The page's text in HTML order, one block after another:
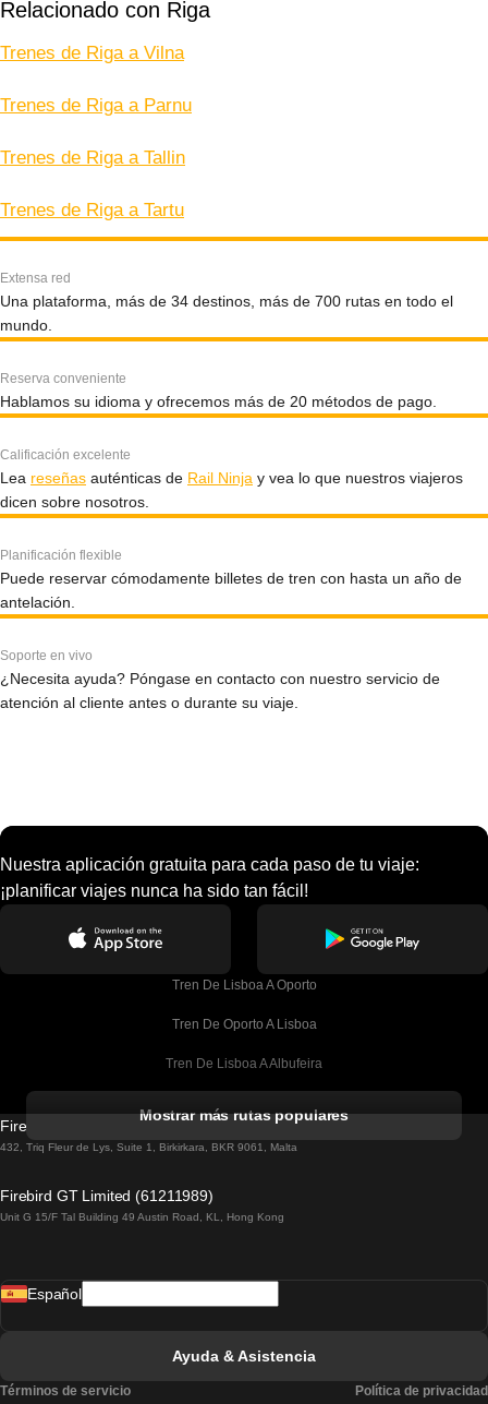
Relacionado con Riga
Trenes de Riga a Vilna
Trenes de Riga a Parnu
Trenes de Riga a Tallin
Trenes de Riga a Tartu
Extensa red
Una plataforma, más de 34 destinos, más de 700 rutas en todo el
mundo.
Reserva conveniente
Hablamos su idioma y ofrecemos más de 20 métodos de pago.
Calificación excelente
Lea reseñas auténticas de Rail Ninja y vea lo que nuestros viajeros
dicen sobre nosotros.
Planificación flexible
Puede reservar cómodamente billetes de tren con hasta un año de
antelación.
Soporte en vivo
¿Necesita ayuda? Póngase en contacto con nuestro servicio de
atención al cliente antes o durante su viaje.
Nuestra aplicación gratuita para cada paso de tu viaje:
¡planificar viajes nunca ha sido tan fácil!
Tren De Lisboa A Oporto
Tren De Oporto A Lisboa
Tren De Lisboa A Albufeira
Tren De Lisboa A Lagos
Tren De Lisboa A Madrid
Mostrar más rutas populares
Firebird GT Limited (OC 1451)
432, Triq Fleur de Lys, Suite 1, Birkirkara, BKR 9061, Malta
Firebird GT Limited (61211989)
Unit G 15/F Tal Building 49 Austin Road, KL, Hong Kong
Español
Ayuda & Asistencia
Términos de servicio Política de privacidad